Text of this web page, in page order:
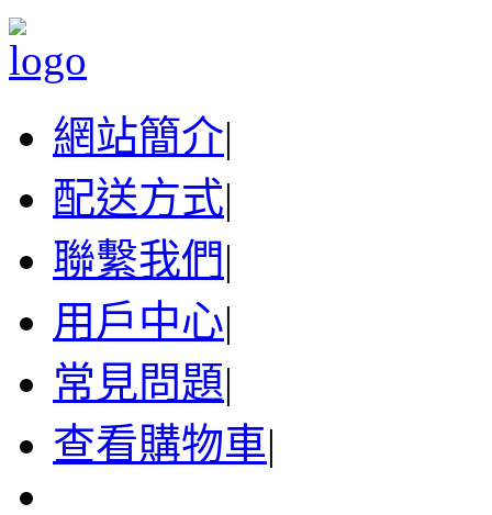
網站簡介|
配送方式|
聯繫我們|
用戶中心|
常見問題|
查看購物車|